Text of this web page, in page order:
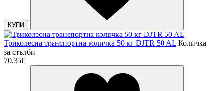
КУПИ
Триколесна транспортна количка 50 кг DJTR 50 AL Количка
за стълби
70.35€